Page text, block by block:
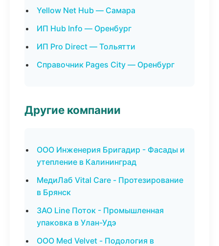
Yellow Net Hub — Самара
ИП Hub Info — Оренбург
ИП Pro Direct — Тольятти
Справочник Pages City — Оренбург
Другие компании
ООО Инженерия Бригадир - Фасады и
утепление в Калининград
МедиЛаб Vital Care - Протезирование
в Брянск
ЗАО Line Поток - Промышленная
упаковка в Улан-Удэ
ООО Med Velvet - Подология в